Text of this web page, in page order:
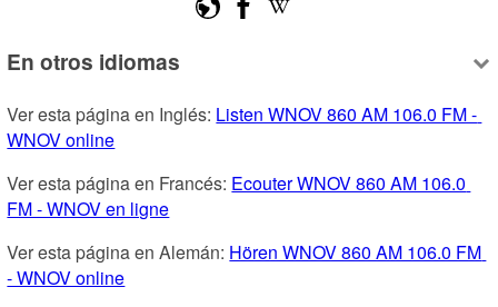
En otros idiomas
Ver esta página en Inglés: Listen WNOV 860 AM 106.0 FM -
WNOV online
Ver esta página en Francés: Ecouter WNOV 860 AM 106.0
FM - WNOV en ligne
Ver esta página en Alemán: Hören WNOV 860 AM 106.0 FM
- WNOV online